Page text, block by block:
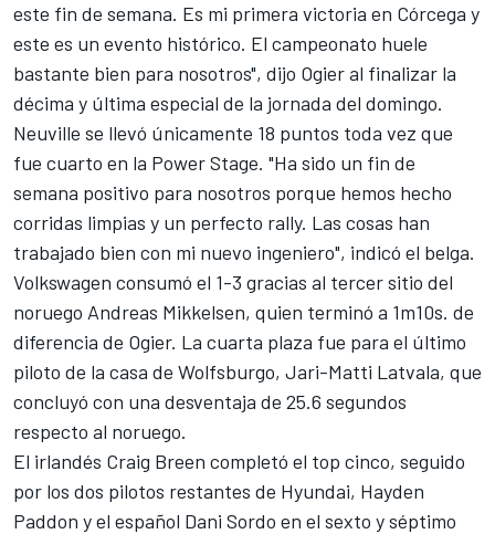
este fin de semana. Es mi primera victoria en Córcega y
este es un evento histórico. El campeonato huele
bastante bien para nosotros", dijo Ogier al finalizar la
décima y última especial de la jornada del domingo.
Neuville se llevó únicamente 18 puntos toda vez que
fue cuarto en la Power Stage. "Ha sido un fin de
semana positivo para nosotros porque hemos hecho
corridas limpias y un perfecto rally. Las cosas han
trabajado bien con mi nuevo ingeniero", indicó el belga.
Volkswagen consumó el 1-3 gracias al tercer sitio del
noruego Andreas Mikkelsen, quien terminó a 1m10s. de
diferencia de Ogier. La cuarta plaza fue para el último
piloto de la casa de Wolfsburgo, Jari-Matti Latvala, que
concluyó con una desventaja de 25.6 segundos
respecto al noruego.
El irlandés Craig Breen completó el top cinco, seguido
por los dos pilotos restantes de Hyundai, Hayden
Paddon y el español Dani Sordo en el sexto y séptimo